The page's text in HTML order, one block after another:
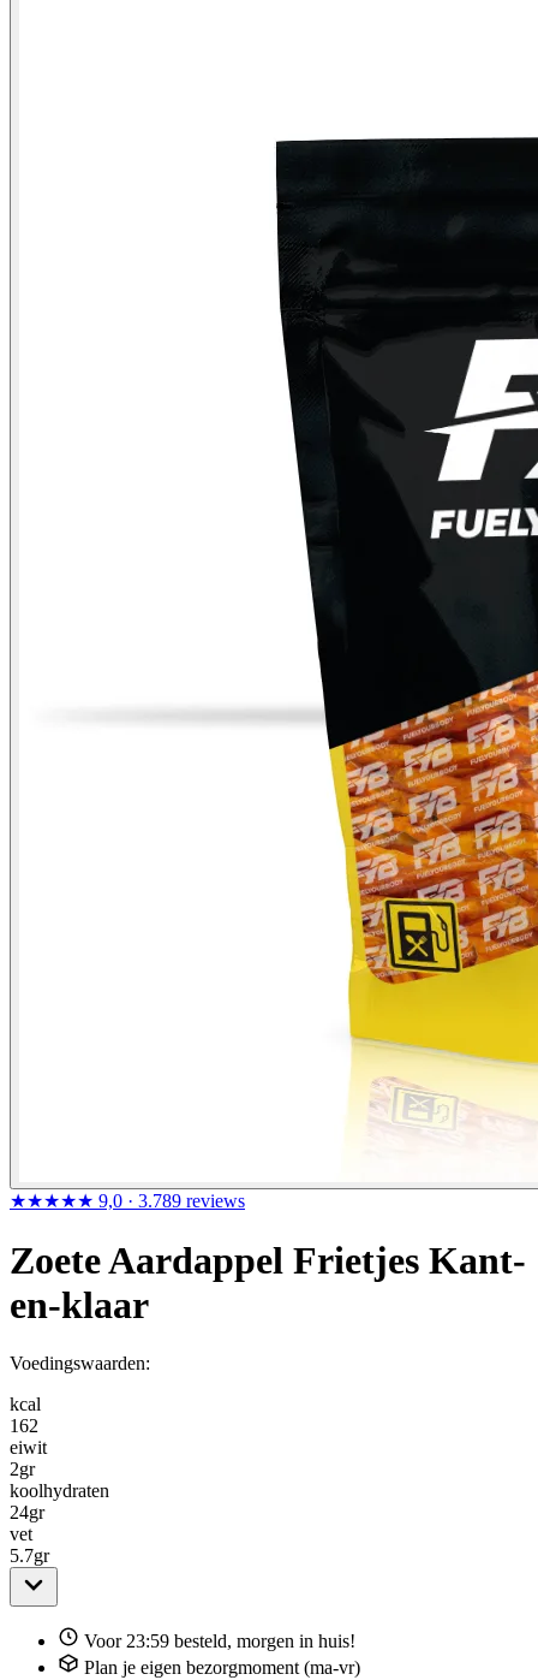
★★★★★ 9,0 · 3.789 reviews
Zoete Aardappel Frietjes Kant-
en-klaar
Voedingswaarden:
kcal
162
eiwit
2gr
koolhydraten
24gr
vet
5.7gr
Voor 23:59 besteld, morgen in huis!
Plan je eigen bezorgmoment (ma-vr)